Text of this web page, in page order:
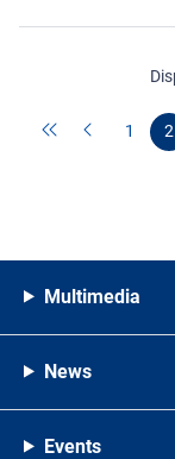
1 2
Multimedia
News
Events